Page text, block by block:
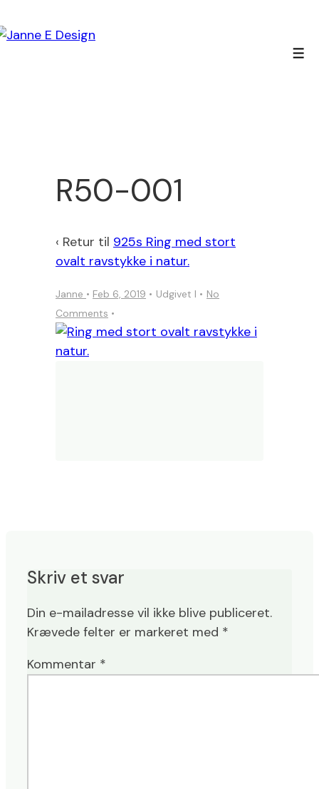
Hop
R50-001
‹ Retur til 925s Ring med stort
ovalt ravstykke i natur.
Janne • Feb 6, 2019 Udgivet I
No
Comments
Skriv et svar
Din e-mailadresse vil ikke blive publiceret.
Krævede felter er markeret med *
Kommentar *